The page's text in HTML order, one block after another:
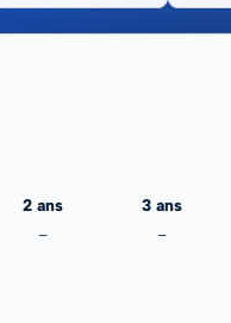
2 ans
-
3 ans
-